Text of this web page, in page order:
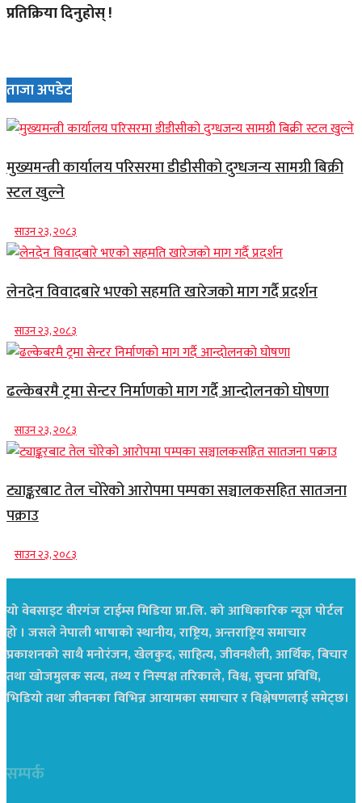
प्रतिक्रिया दिनुहोस् !
ताजा अपडेट
मुख्यमन्त्री कार्यालय परिसरमा डीडीसीको दुग्धजन्य सामग्री बिक्री
स्टल खुल्ने
साउन २३, २०८३
लेनदेन विवादबारे भएको सहमति खारेजको माग गर्दै प्रदर्शन
साउन २३, २०८३
ढल्केबरमै ट्रमा सेन्टर निर्माणको माग गर्दै आन्दोलनको घोषणा
साउन २३, २०८३
ट्याङ्करबाट तेल चोरेको आरोपमा पम्पका सञ्चालकसहित सातजना
पक्राउ
साउन २३, २०८३
यो वेबसाइट वीरगंज टाईम्स मिडिया प्रा.लि. को आधिकारिक न्यूज पोर्टल
हो । जसले नेपाली भाषाको स्थानीय, राष्ट्रिय, अन्तराष्ट्रिय समाचार
प्रकाशनको साथै मनोरंजन, खेलकुद, साहित्य, जीवनशैली, आर्थिक, बिचार
तथा खोजमुलक सत्य, तथ्य र निस्पक्ष तरिकाले, विश्व, सुचना प्रविधि,
भिडियो तथा जीवनका विभिन्न आयामका समाचार र विश्लेषणलाई समेट्छ।
सम्पर्क